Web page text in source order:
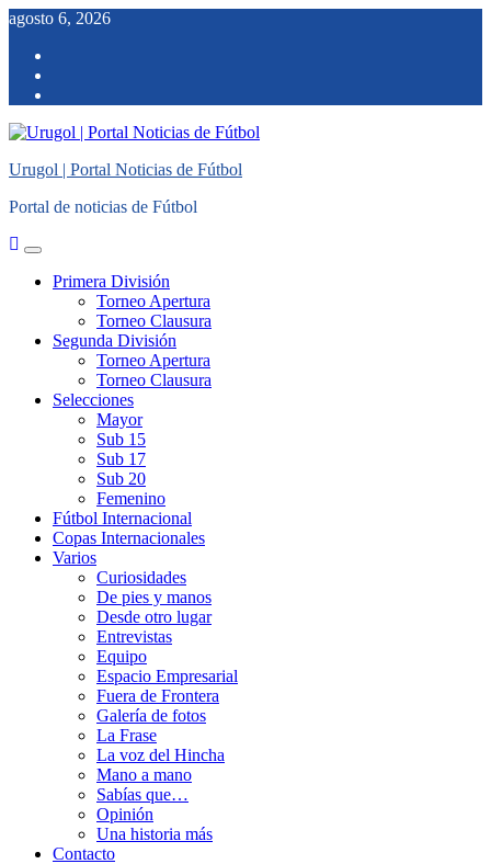
Saltar
contenido
agosto 6, 2026
Urugol | Portal Noticias de Fútbol
Portal de noticias de Fútbol
Menú
principal
Primera División
Torneo Apertura
Torneo Clausura
Segunda División
Torneo Apertura
Torneo Clausura
Selecciones
Mayor
Sub 15
Sub 17
Sub 20
Femenino
Fútbol Internacional
Copas Internacionales
Varios
Curiosidades
De pies y manos
Desde otro lugar
Entrevistas
Equipo
Espacio Empresarial
Fuera de Frontera
Galería de fotos
La Frase
La voz del Hincha
Mano a mano
Sabías que…
Opinión
Una historia más
Contacto